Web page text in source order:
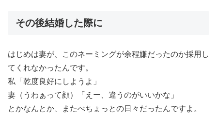
その後結婚した際に
はじめは妻が、このネーミングが余程嫌だったのか採用し
てくれなかったんです。
私「乾度良好にしようよ」
妻（うわぁって顔）「えー、違うのがいいかな」
とかなんとか、またべちょっとの日々だったんですよ。